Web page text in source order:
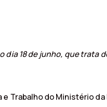
dia 18 de junho, que trata
Trabalho do Ministério da